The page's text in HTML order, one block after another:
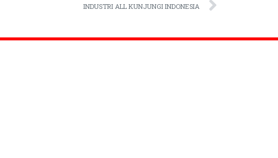
INDUSTRI ALL KUNJUNGI INDONESIA